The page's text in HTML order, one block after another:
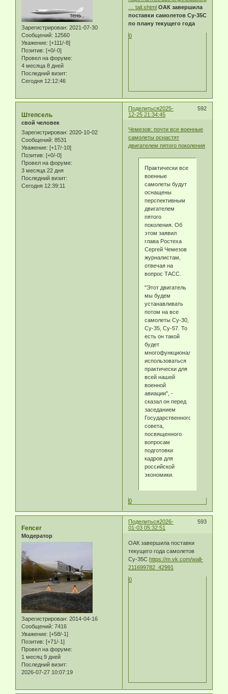
Зарегистрирован: 2021-07-30
Сообщений: 12560
Уважение: [+111/-8]
Позитив: [+0/-0]
Провел на форуме:
4 месяца 8 дней
Последний визит:
Сегодня 12:12:46
… tail.shtml ОАК завершила
поставки самолетов Су-35С
по плану текущего года
0
Поделиться 592
2025-
12-25 21:34:45
Штепсель
свой человек
Зарегистрирован: 2020-10-02
Сообщений: 8531
Уважение: [+17/-10]
Позитив: [+0/-0]
Провел на форуме:
3 месяца 22 дня
Последний визит:
Сегодня 12:39:11
Чемезов: почти все военные
самолеты оснастят
двигателем пятого поколения
Практически все
военные
самолеты будут
оснащены
перспективным
двигателем
пятого
поколения. Об
этом заявил
глава Ростеха
Сергей Чемезов
журналистам,
отвечая на
вопрос ТАСС.
"Этот двигатель
мы будем
устанавливать
потом на все
самолеты Су-30,
Су-35, Су-57. То
есть он такой
будет
многофункциональный,
использоваться
практически для
всей нашей
военной
авиации", -
сказал он перед
заседанием
Государственного
совета,
посвященного
вопросам
подготовки
кадров для
российской
экономики.
0
Поделиться 593
2026-
01-03 05:32:51
Fencer
Модератор
Зарегистрирован: 2014-04-16
Сообщений: 7416
Уважение: [+58/-1]
Позитив: [+71/-1]
Провел на форуме:
1 месяц 9 дней
Последний визит:
2026-07-27 10:07:19
ОАК завершила поставки
текущего года самолетов
Су-35Сhttps://m.vk.com/wall-
211699782_42991
0